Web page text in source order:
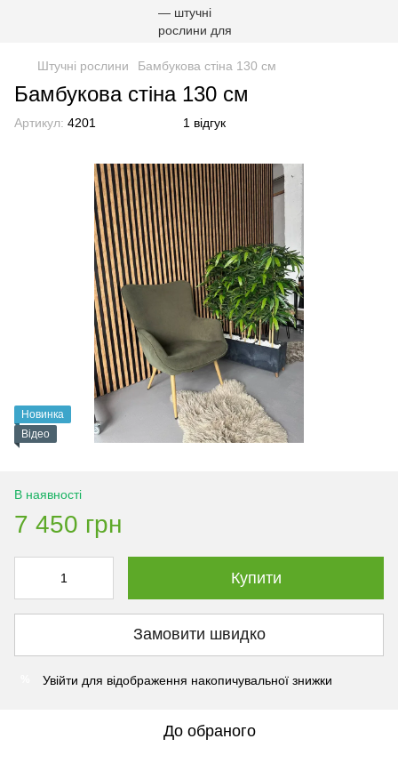
Штучні рослини Бамбукова стіна 130 см
Бамбукова стіна 130 см
Артикул: 4201 1 відгук
Новинка
Відео
В наявності
7 450 грн
Купити
Замовити швидко
Увійти для відображення накопичувальної знижки
До обраного